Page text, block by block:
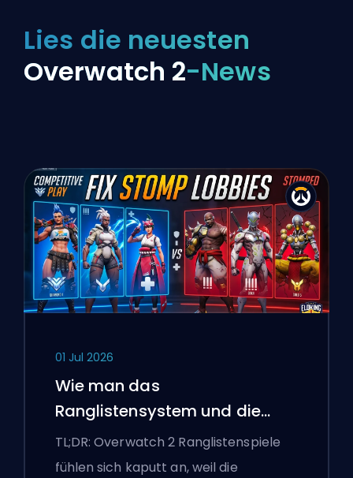
Lies die neuesten
Overwatch 2-News
01 Jul 2026
Wie man das
Ranglistensystem und die
überlegenen Lobbys von
Overwatch 2 repariert
TL;DR: Overwatch 2 Ranglistenspiele
fühlen sich kaputt an, weil die